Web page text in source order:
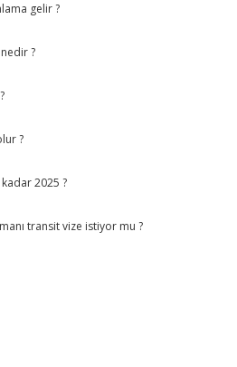
gelir ?
?
?
kadar 2025 ?
transit vize istiyor mu ?